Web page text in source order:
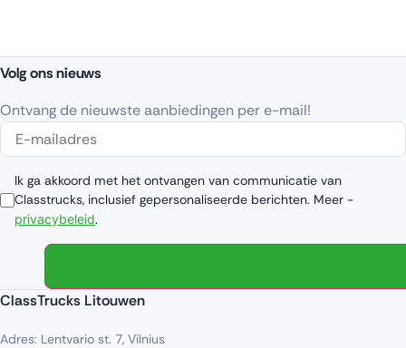
Volg ons nieuws
Ontvang de nieuwste aanbiedingen per e-mail!
Ik ga akkoord met het ontvangen van communicatie van
Classtrucks, inclusief gepersonaliseerde berichten. Meer -
privacybeleid.
ClassTrucks Litouwen
Adres: Lentvario st. 7, Vilnius